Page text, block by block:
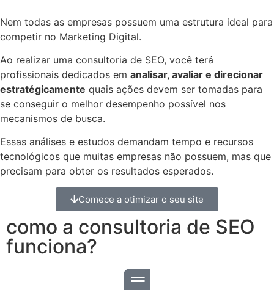
Nem todas as empresas possuem uma estrutura ideal para
competir no Marketing Digital.
Ao realizar uma consultoria de SEO, você terá
profissionais dedicados em analisar, avaliar e direcionar
estratégicamente quais ações devem ser tomadas para
se conseguir o melhor desempenho possível nos
mecanismos de busca.
Essas análises e estudos demandam tempo e recursos
tecnológicos que muitas empresas não possuem, mas que
precisam para obter os resultados esperados.
Comece a otimizar o seu site
como a consultoria de SEO
funciona?